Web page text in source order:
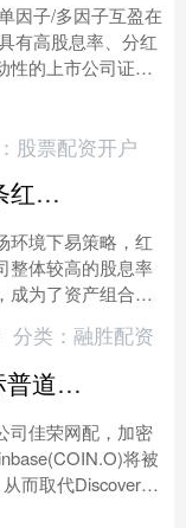
因子/多因子互盈在
有高股息率、分红
性的上市公司证券
主题指数基金是
股票配资开户
易策略 近40条红利指数，我该怎么选？
环境下易策略，红
整体较高的股息率
成为了资产组合配
计了一下，当前市
品跟....
分类：融胜配资
佳荣网配 据标普道琼斯指数公司：加密数字货币交易所Coinbase将被纳入标普500指数
司佳荣网配，加密
将被
而取代Discover